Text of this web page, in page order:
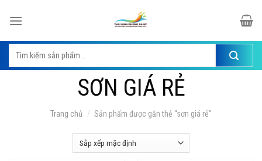
Tìm
kiếm:
SƠN GIÁ RẺ
Trang chủ / Sản phẩm được gắn thẻ “sơn giá rẻ”